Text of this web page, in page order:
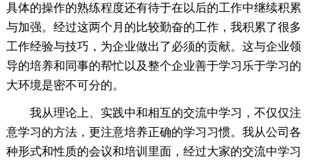
具体的操作的熟练程度还有待于在以后的工作中继续积累
与加强。经过这两个月的比较勤奋的工作，我积累了很多
工作经验与技巧，为企业做出了必须的贡献。这与企业领
导的培养和同事的帮忙以及整个企业善于学习乐于学习的
大环境是密不可分的。
我从理论上、实践中和相互的交流中学习，不仅仅注
意学习的方法，更注意培养正确的学习习惯。我从公司各
种形式和性质的会议和培训里面，经过大家的交流中学习